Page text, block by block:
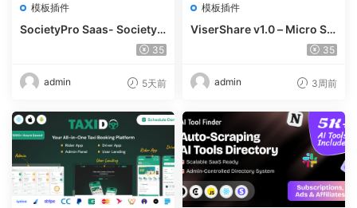
模板插件
SocietyPro Saas- Society
Management Software v1.35
admin 5天前
模板插件
ViserShare v1.0 – Micro Sh
are Trading And Prediction
35
admin 3周前